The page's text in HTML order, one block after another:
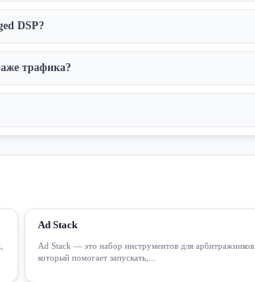
DSP?
трафика?
Ad Stack
Ad Stack — это набор инструментов для арбитражников,
который помогает запускать,...